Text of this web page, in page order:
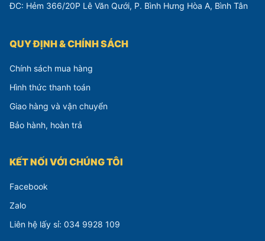
ĐC: Hẻm 366/20P Lê Văn Qưới, P. Bình Hưng Hòa A, Bình Tân
QUY ĐỊNH & CHÍNH SÁCH
Chính sách mua hàng
Hình thức thanh toán
Giao hàng và vận chuyển
Bảo hành, hoàn trả
KẾT NỐI VỚI CHÚNG TÔI
Facebook
Zalo
Liên hệ lấy sỉ: 034 9928 109